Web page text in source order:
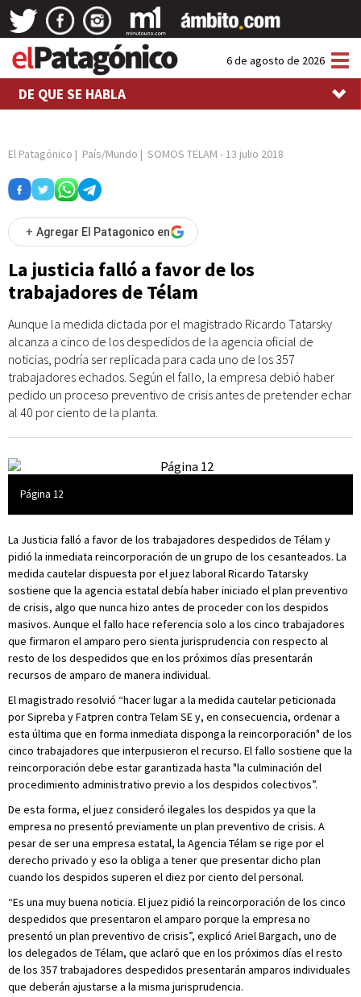
6 de agosto de 2026
DE QUE SE HABLA
El Patagónico | País/Mundo | SOMOS TELAM - 13 julio 2018
+ Agregar El Patagonico en
La justicia falló a favor de los
trabajadores de Télam
Aunque la medida dictada por el magistrado Ricardo Tatarsky
alcanza a cinco de los despedidos de la agencia oficial de
noticias, podría ser replicada para cada uno de los 357
trabajadores echados. Según el fallo, la empresa debió haber
pedido un proceso preventivo de crisis antes de pretender echar
al 40 por ciento de la planta.
Página 12
La Justicia falló a favor de los trabajadores despedidos de Télam y
pidió la inmediata reincorporación de un grupo de los cesanteados. La
medida cautelar dispuesta por el juez laboral Ricardo Tatarsky
sostiene que la agencia estatal debía haber iniciado el plan preventivo
de crisis, algo que nunca hizo antes de proceder con los despidos
masivos. Aunque el fallo hace referencia solo a los cinco trabajadores
que firmaron el amparo pero sienta jurisprudencia con respecto al
resto de los despedidos que en los próximos días presentarán
recursos de amparo de manera individual.
El magistrado resolvió “hacer lugar a la medida cautelar peticionada
por Sipreba y Fatpren contra Telam SE y, en consecuencia, ordenar a
esta última que en forma inmediata disponga la reincorporación" de los
cinco trabajadores que interpusieron el recurso. El fallo sostiene que la
reincorporación debe estar garantizada hasta "la culminación del
procedimiento administrativo previo a los despidos colectivos”.
De esta forma, el juez consideró ilegales los despidos ya que la
empresa no presentó previamente un plan preventivo de crisis. A
pesar de ser una empresa estatal, la Agencia Télam se rige por el
derecho privado y eso la obliga a tener que presentar dicho plan
cuando los despidos superen el diez por ciento del personal.
“Es una muy buena noticia. El juez pidió la reincorporación de los cinco
despedidos que presentaron el amparo porque la empresa no
presentó un plan preventivo de crisis”, explicó Ariel Bargach, uno de
los delegados de Télam, que aclaró que en los próximos días el resto
de los 357 trabajadores despedidos presentarán amparos individuales
que deberán ajustarse a la misma jurisprudencia.